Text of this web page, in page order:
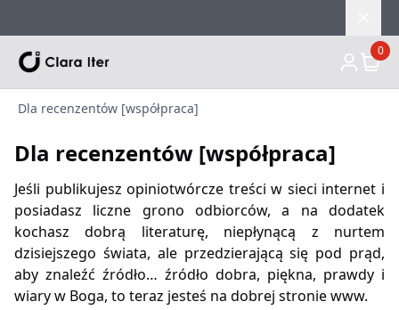
0
Dla recenzentów [współpraca]
Dla recenzentów [współpraca]
Jeśli publikujesz opiniotwórcze treści w sieci internet i
posiadasz liczne grono odbiorców, a na dodatek
kochasz dobrą literaturę, niepłynącą z nurtem
dzisiejszego świata, ale przedzierającą się pod prąd,
aby znaleźć źródło… źródło dobra, piękna, prawdy i
wiary w Boga, to teraz jesteś na dobrej stronie www.